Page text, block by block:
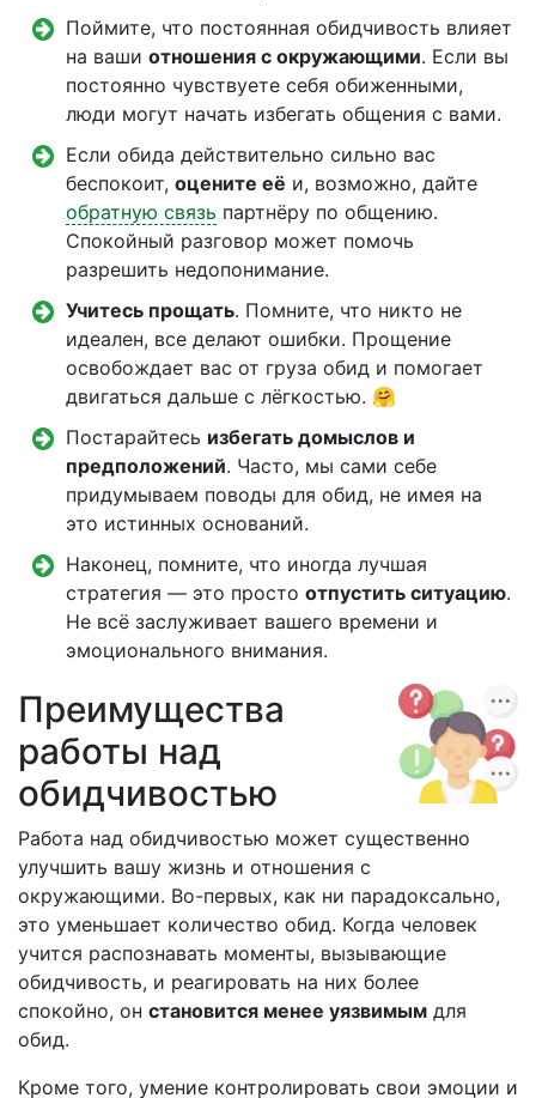
Поймите, что постоянная обидчивость влияет
на ваши отношения с окружающими. Если вы
постоянно чувствуете себя обиженными,
люди могут начать избегать общения с вами.
Если обида действительно сильно вас
беспокоит, оцените её и, возможно, дайте
обратную связь партнёру по общению.
Спокойный разговор может помочь
разрешить недопонимание.
Учитесь прощать. Помните, что никто не
идеален, все делают ошибки. Прощение
освобождает вас от груза обид и помогает
двигаться дальше с лёгкостью. 🤗
Постарайтесь избегать домыслов и
предположений. Часто, мы сами себе
придумываем поводы для обид, не имея на
это истинных оснований.
Наконец, помните, что иногда лучшая
стратегия — это просто отпустить ситуацию.
Не всё заслуживает вашего времени и
эмоционального внимания.
Преимущества
работы над
обидчивостью
Работа над обидчивостью может существенно
улучшить вашу жизнь и отношения с
окружающими. Во-первых, как ни парадоксально,
это уменьшает количество обид. Когда человек
учится распознавать моменты, вызывающие
обидчивость, и реагировать на них более
спокойно, он становится менее уязвимым для
обид.
Кроме того, умение контролировать свои эмоции и